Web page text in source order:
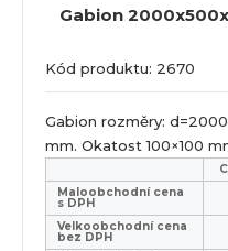
Gabion
Kód produktu: 2670
Gabion rozměry:
mm. Okatost 100×100
Maloobchodní cena
s DPH
Velkoobchodní cena
bez DPH